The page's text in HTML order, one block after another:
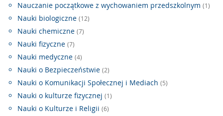
Nauczanie początkowe z wychowaniem przedszkolnym (1)
Nauki biologiczne (12)
Nauki chemiczne (7)
Nauki fizyczne (7)
Nauki medyczne (4)
Nauki o Bezpieczeństwie (2)
Nauki o Komunikacji Społecznej i Mediach (5)
Nauki o kulturze fizycznej (1)
Nauki o Kulturze i Religii (6)